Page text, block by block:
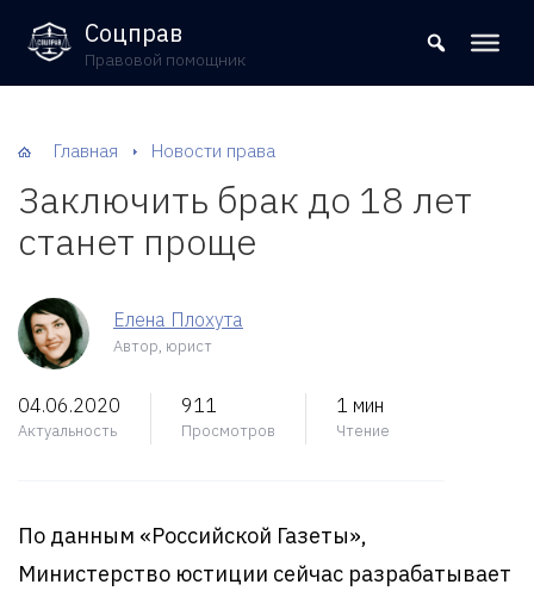
8 (800) 302-09-37
Соцправ
Правовой помощник
Главная Новости права
Заключить брак до 18 лет
станет проще
Елена Плохута
Автор, юрист
04.06.2020
Актуальность
911
Просмотров
1 мин
Чтение
По данным «Российской Газеты»,
Министерство юстиции сейчас разрабатывает